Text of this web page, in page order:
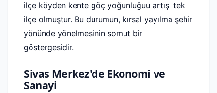
ilçe köyden kente göç yoğunluğuu artışı tek
ilçe olmuştur. Bu durumun, kırsal yayılma şehir
yönünde yönelmesinin somut bir
göstergesidir.
Sivas Merkez'de Ekonomi ve
Sanayi